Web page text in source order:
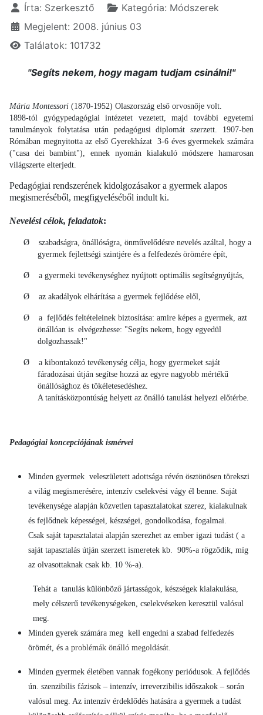
Írta: Szerkesztő Kategória: Módszerek
Megjelent: 2008. június 03
Találatok: 101732
"Segíts nekem, hogy magam tudjam csinálni!"
Mária Montessori (1870-1952) Olaszország első orvosnője volt.
1898-tól gyógypedagógiai intézetet vezetett, majd további egyetemi
tanulmányok folytatása után pedagógusi diplomát szerzett. 1907-ben
Rómában megnyitotta az első Gyerekházat 3-6 éves gyermekek számára
("casa dei bambint"), ennek nyomán kialakuló módszere hamarosan
világszerte elterjedt.
Pedagógiai rendszerének kidolgozásakor a gyermek alapos
megismeréséből, megfigyeléséből indult ki.
Nevelési célok, feladatok:
Ø szabadságra, önállóságra, önművelődésre nevelés azáltal, hogy a
gyermek fejlettségi szintjére és a felfedezés örömére épít,
Ø a gyermeki tevékenységhez nyújtott optimális segítségnyújtás,
Ø az akadályok elhárítása a gyermek fejlődése elől,
Ø a fejlődés feltételeinek biztosítása: amire képes a gyermek, azt
önállóan is elvégezhesse: "Segíts nekem, hogy egyedül
dolgozhassak!"
Ø a kibontakozó tevékenység célja, hogy gyermeket saját
fáradozásai útján segítse hozzá az egyre nagyobb mértékű
önállósághoz és tökéletesedéshez.
A tanításközpontúság helyett az önálló tanulást helyezi előtérbe.
Pedagógiai koncepciójának ismérvei
­Minden gyermek veleszületett adottsága révén ösztönösen törekszi
a világ megismerésére, intenzív cselekvési vágy él benne. Saját
tevékenysége alapján közvetlen tapasztalatokat szerez, kialakulnak
és fejlődnek képességei, készségei, gondolkodása, fogalmai.
Csak saját tapasztalatai alapján szerezhet az ember igazi tudást ( a
saját tapasztalás útján szerzett ismeretek kb. 90%-a rögződik, míg
az olvasottaknak csak kb. 10 %-a).
Tehát a tanulás különböző jártasságok, készségek kialakulása,
mely célszerű tevékenységeken, cselekvéseken keresztül valósul
meg.
Minden gyerek számára meg kell engedni a szabad felfedezés
örömét, és a problémák önálló megoldását.
Minden gyermek életében vannak fogékony periódusok. A fejlődés
ún. szenzibilis fázisok – intenzív, irreverzibilis időszakok – során
valósul meg. Az intenzív érdeklődés hatására a gyermek a tudást